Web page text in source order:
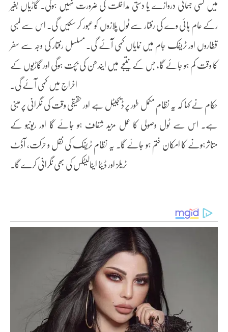
میں کسی جسمانی دروازے یا دستی مداخلت کی ضرورت نہیں ہوگی۔ گاڑیاں بغیر
رکے عام ہائی وے کی رفتار سے ٹول پلازوں کو عبور کر سکیں گی۔ اس سے لمبی
قطاروں اور ٹریفک جام میں نمایاں کمی آئے گی۔ مسلسل رفتار کی وجہ سے سفر
کا وقت کم ہو جائے گا، جس کے نتیجے میں ایندھن کی بچت ہوگی اور گاڑیوں کے
اخراج میں کمی آئے گی۔
حکام نے کہا کہ یہ نظام مکمل طور پر ڈیجیٹل ہے اور حقیقی وقت کی نگرانی پر مبنی
ہے۔ اس سے ٹول وصولی کا عمل مزید شفاف ہو جائے گا اور ریونیو کے
متاثرہونے کا امکان ختم ہو جائے گا۔ یہ نظام ٹریفک کی نقل و حرکت، آڈٹ
ٹریلز اور ڈیٹا اینالیٹکس کی بھی نگرانی کرے گا۔